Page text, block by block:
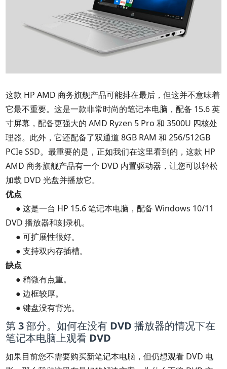
这款 HP AMD 商务旗舰产品可能排在最后，但这并不意味着
它最不重要。这是一款非常时尚的笔记本电脑，配备 15.6 英
寸屏幕，配备更强大的 AMD Ryzen 5 Pro 和 3500U 四核处
理器。此外，它还配备了双通道 8GB RAM 和 256/512GB
PCIe SSD。最重要的是，正如我们在这里看到的，这款 HP
AMD 商务旗舰产品有一个 DVD 内置驱动器，让您可以轻松
加载 DVD 光盘并播放它。
优点
● 这是一台 HP 15.6 笔记本电脑，配备 Windows 10/11
DVD 播放器和刻录机。
● 可扩展性很好。
● 支持双内存插槽。
缺点
● 稍微有点重。
● 边框较厚。
● 键盘没有背光。
第 3 部分。如何在没有 DVD 播放器的情况下在
笔记本电脑上观看 DVD
如果目前您不需要购买新笔记本电脑，但仍想观看 DVD 电